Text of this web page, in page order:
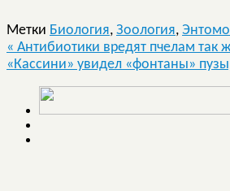
Метки Биология, Зоология,
« Антибиотики вредят пчелам так
«Кассини» увидел «фонтаны»